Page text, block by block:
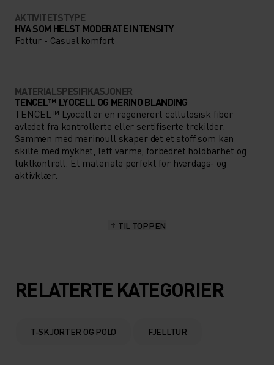
AKTIVITETSTYPE
HVA SOM HELST MODERATE INTENSITY
Fottur - Casual komfort
MATERIALSPESIFIKASJONER
TENCEL™ LYOCELL OG MERINO BLANDING
TENCEL™ Lyocell er en regenerert cellulosisk fiber
avledet fra kontrollerte eller sertifiserte trekilder.
Sammen med merinoull skaper det et stoff som kan
skilte med mykhet, lett varme, forbedret holdbarhet og
luktkontroll. Et materiale perfekt for hverdags- og
aktivklær.
TIL TOPPEN
RELATERTE KATEGORIER
T-SKJORTER OG POLO FJELLTUR